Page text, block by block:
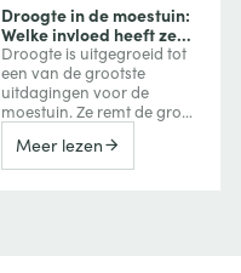
Droogte in de moestuin:
Welke invloed heeft ze
op uw groenten en hoe
beschermt u uw
gewassen?
Droogte is uitgegroeid tot
een van de grootste
uitdagingen voor de
moestuin. Ze remt de groei
de oogst, kan de bitterheid
verhogen of een
Meer lezen